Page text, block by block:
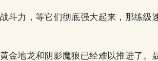
斗力，等它们彻底强大起来，那练级
金地龙和阴影魔狼已经难以推进了。